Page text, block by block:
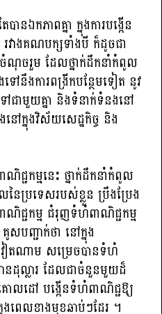
នឯកភាពគ្នា ក្នុងការបង្កើន
រវាងគណបក្សទាំងបី ក៏ដូចជា
ណុចរួម ដែលថ្នាក់ដឹកនាំកំពូល
ៅនឹងការពង្រីកបន្ថែមទៀត នូវ
ាមួយគ្នា និងទំនាក់ទំនងនៅ
នៅក្នុងវិស័យសេដ្ឋកិច្ច និង
ជ្ជកម្មនេះ ថ្នាក់ដឹកនាំកំពូល
នៃប្រទេសរបស់ខ្លួន ប្រឹងប្រែង
ាណិជ្ជកម្ម ជំរុញទំហំពាណិជ្ជកម្ម
សបញ្ជាក់ថា នៅក្នុង
វៀតណាម សម្រេចបានទំហំ
ដុល្លារ ដែលជាចំនួនមួយដ៏
ោលដៅ បង្កើនទំហំពាណិជ្ជឱ្យ
ពេលខាងមុខឆាប់ៗដែរ ។